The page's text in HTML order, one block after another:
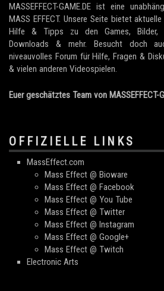
MASSEFFECT-GAME.DE ist eine
MASS EFFECT. Unsere Seite bietet
Hilfe & Tipps zu den Games, Bilder,
Downloads & mehr. Besucht doch
niveauvolles Forum für Hilfe, Fragen &
& vielen anderen Videospielen.
Euer geschätztes Team von MASSEFFECT-
OFFIZIELLE LINKS
MassEffect.com
Mass Effect @ Bioware
Mass Effect @ Facebook
Mass Effect @ You Tube
Mass Effect @ Twitter
Mass Effect @ Instagram
Mass Effect @ Google+
Mass Effect @ Twitch
Electronic Arts